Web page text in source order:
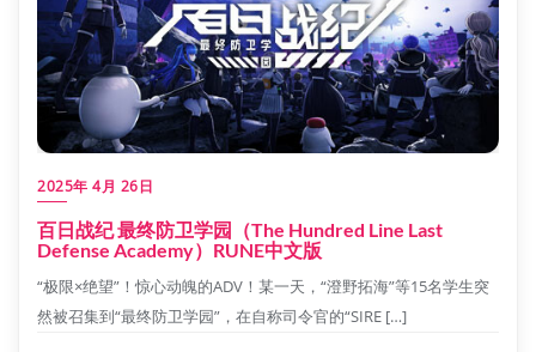
2025年 4月 26日
百日战纪 最终防卫学园（The Hundred Line Last
Defense Academy）RUNE中文版
“极限×绝望”！惊心动魄的ADV！某一天，“澄野拓海”等15名学生突
然被召集到“最终防卫学园”，在自称司令官的“SIRE […]